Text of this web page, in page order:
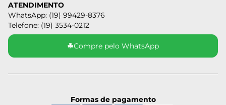
ATENDIMENTO
WhatsApp: (19) 99429-8376
Telefone: (19) 3534-0212
☘Compre pelo WhatsApp
Formas de pagamento